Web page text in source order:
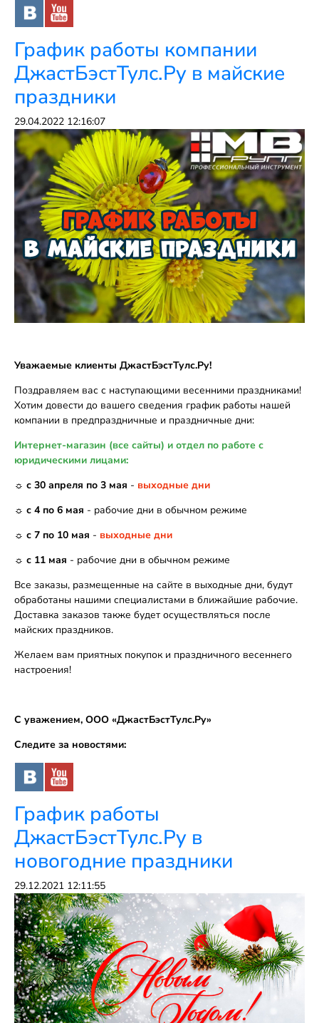
График работы компании
ДжастБэстТулс.Ру в майские
праздники
29.04.2022 12:16:07
Уважаемые клиенты ДжастБэстТулс.Ру!
Поздравляем вас с наступающими весенними праздниками!
Хотим довести до вашего сведения график работы нашей
компании в предпраздничные и праздничные дни:
Интернет-магазин (все сайты) и отдел по работе с
юридическими лицами:
☼ с 30 апреля по 3 мая - выходные дни
☼ с 4 по 6 мая - рабочие дни в обычном режиме
☼ с 7 по 10 мая - выходные дни
☼ с 11 мая - рабочие дни в обычном режиме
Все заказы, размещенные на сайте в выходные дни, будут
обработаны нашими специалистами в ближайшие рабочие.
Доставка заказов также будет осуществляться после
майских праздников.
Желаем вам приятных покупок и праздничного весеннего
настроения!
С уважением, ООО «ДжастБэстТулс.Ру»
Следите за новостями:
График работы
ДжастБэстТулс.Ру в
новогодние праздники
29.12.2021 12:11:55